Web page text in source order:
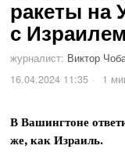
ракеты на
с Израилем
журналист: Виктор
16.04.2024 11:35
1
В Вашингтоне
же, как Израиль.